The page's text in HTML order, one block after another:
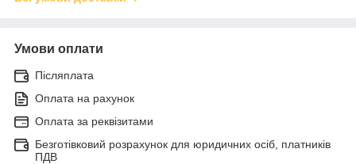
Умови оплати
Післяплата
Оплата на рахунок
Оплата за реквізитами
Безготівковий розрахунок для юридичних осіб, платників
ПДВ